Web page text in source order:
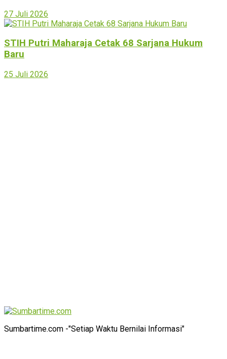
27 Juli 2026
STIH Putri Maharaja Cetak 68 Sarjana Hukum
Baru
25 Juli 2026
Sumbartime.com -"Setiap Waktu Bernilai Informasi"